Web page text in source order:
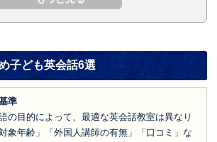
子ども英会話6選
準
の目的によって、最適な英会話教室は異なり
象年齢」「外国人講師の有無」「口コミ」な